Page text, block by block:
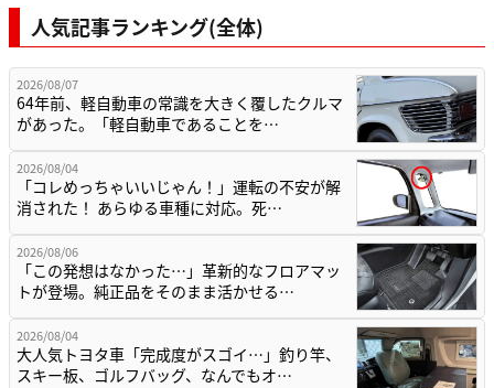
人気記事ランキング(全体)
2026/08/07
64年前、軽自動車の常識を大きく覆したクルマ
があった。「軽自動車であることを…
2026/08/04
「コレめっちゃいいじゃん！」運転の不安が解
消された！ あらゆる車種に対応。死…
2026/08/06
「この発想はなかった…」革新的なフロアマッ
トが登場。純正品をそのまま活かせる…
2026/08/04
大人気トヨタ車「完成度がスゴイ…」釣り竿、
スキー板、ゴルフバッグ、なんでもオ…